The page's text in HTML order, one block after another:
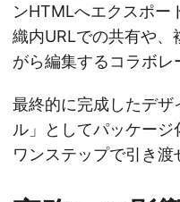
ンHTMLへエクスポー
織内URLでの共有や、
がら編集するコラボレ
最終的に完成したデザ
ル」としてパッケー
ワンステップで引き渡